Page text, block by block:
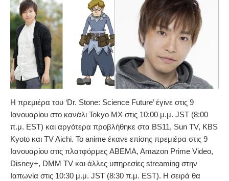
Η πρεμιέρα του ‘Dr. Stone: Science Future’ έγινε στις 9
Ιανουαρίου στο κανάλι Tokyo MX στις 10:00 μ.μ. JST (8:00
π.μ. EST) και αργότερα προβλήθηκε στα BS11, Sun TV, KBS
Kyoto και TV Aichi. Το anime έκανε επίσης πρεμιέρα στις 9
Ιανουαρίου στις πλατφόρμες ABEMA, Amazon Prime Video,
Disney+, DMM TV και άλλες υπηρεσίες streaming στην
Ιαπωνία στις 10:30 μ.μ. JST (8:30 π.μ. EST). Η σειρά θα